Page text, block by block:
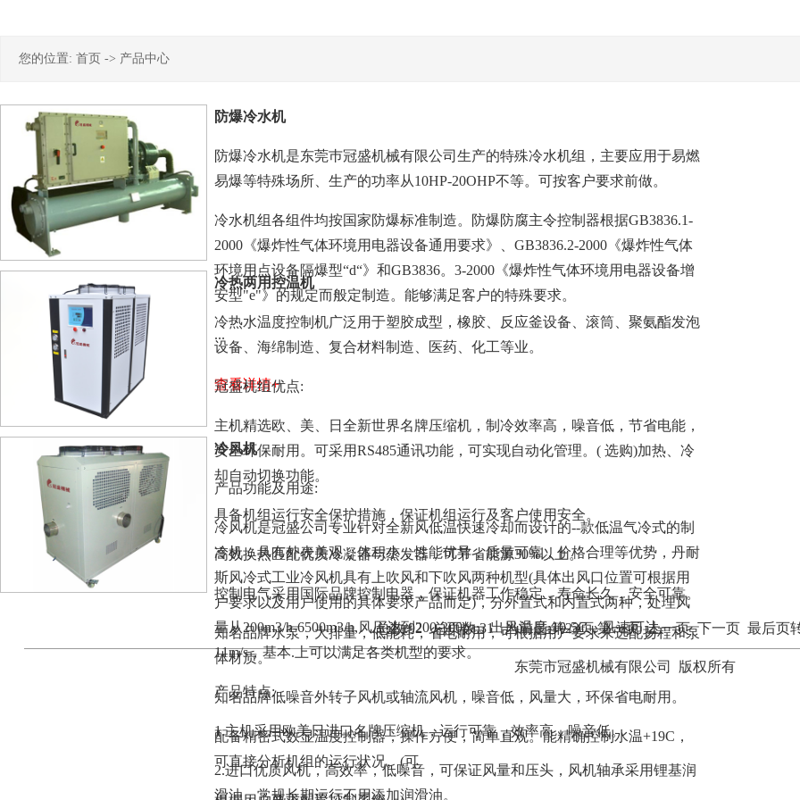
您的位置: 首页 -> 产品中心
防爆冷水机
防爆冷水机是东莞巿冠盛机械有限公司生产的特殊冷水机组，主要应用于易燃
易爆等特殊场所、生产的功率从10HP-20OHP不等。可按客户要求前做。
冷水机组各组件均按国家防爆标准制造。防爆防腐主令控制器根据GB3836.1-
2000《爆炸性气体环境用电器设备通用要求》、GB3836.2-2000《爆炸性气体
环境用点设备隔爆型“d“》和GB3836。3-2000《爆炸性气体环境用电器设备增
安型"e"》的规定而般定制造。能够满足客户的特殊要求。
...
查看详情+
冷热两用控温机
冷热水温度控制机广泛用于塑胶成型，橡胶、反应釜设备、滚筒、聚氨酯发泡
设备、海绵制造、复合材料制造、医药、化工等业。
冠盛机组优点:
主机精选欧、美、日全新世界名牌压缩机，制冷效率高，噪音低，节省电能，
安全环保耐用。可采用RS485通讯功能，可实现自动化管理。( 选购)加热、冷
却自动切换功能。
具备机组运行安全保护措施，保证机组运行及客户使用安全。
高效换热匹配优质冷凝器与蒸发器，可节省能源30%以上。
控制电气采用国际品牌控制电器，保证机器工作稳定，寿命长久，安全可靠。
知名品牌水泵，大排量，低能耗，省电耐用，可根据用户要求来选配扬程和泵
体材质。
知名品牌低噪音外转子风机或轴流风机，噪音低，风量大，环保省电耐用。
配备精密式数显温度控制器，操作方便，简单直观。能精确控制水温+19C，
可直接分析机组的运行状况。(可
冷风机
产品功能及用途:
冷风机是冠盛公司专业针对全新风低温快速冷却而设计的--款低温气冷式的制
冷机，具有外表美观，体积小，性能优异，质量可靠，价格合理等优势，丹耐
斯风冷式工业冷风机具有上吹风和下吹风两种机型(具体出风口位置可根据用
户要求以及用户使用的具体要求产品而定)，分外置式和内置式两种，处理风
量从200m3/h-6500m3/h,风压达到200-300pa，出风温度-10-5C，风速可达
11m/s，基本.上可以满足各类机型的要求。
产品特点:
1.主机采用欧美日进口名牌压缩机，运行可靠，效率高，噪音低。
2.进口优质风机，高效率，低噪音，可保证风量和压头，风机轴承采用锂基润
滑油，常规长期运行不用添加润滑油。
总数:92 总页数:31 当前是:第23页第一页 上一页 下一页 最后页
东莞市冠盛机械有限公司 版权所有